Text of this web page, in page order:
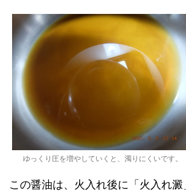
ゆっくり圧を増やしていくと、濁りにくいです。
この醤油は、火入れ後に「火入れ澱